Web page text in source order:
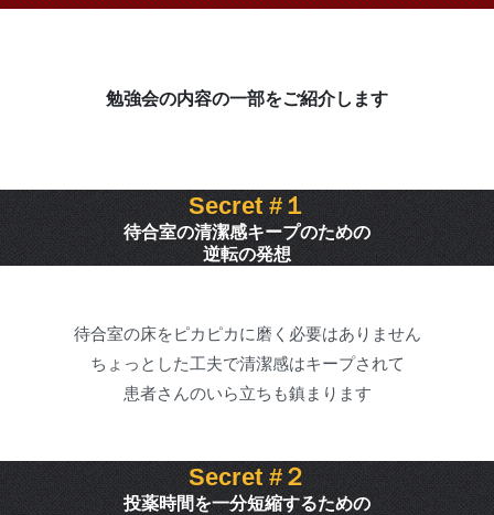
勉強会の内容の一部をご紹介します
Secret #１
待合室の清潔感キープのための
逆転の発想
待合室の床をピカピカに磨く必要はありません
ちょっとした工夫で清潔感はキープされて
患者さんのいら立ちも鎮まります
Secret #２
投薬時間を一分短縮するための